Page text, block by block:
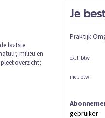
Je
Praktijk
gebruiker
laatste
milieu en
overzicht;